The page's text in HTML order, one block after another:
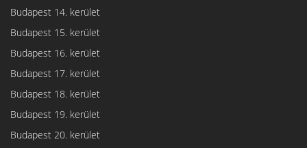
Budapest 14. kerület
Budapest 15. kerület
Budapest 16. kerület
Budapest 17. kerület
Budapest 18. kerület
Budapest 19. kerület
Budapest 20. kerület